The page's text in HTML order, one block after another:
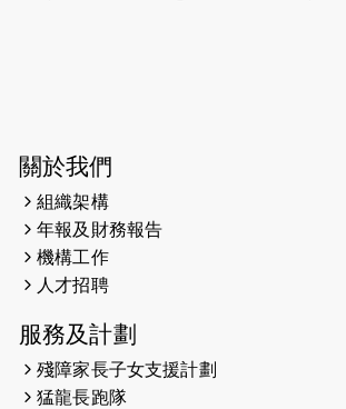
38張門票欣賞香港中
2025-03-21
2025-02-20
2025-02-06
2025-02-05
馬拉松與猛龍國際共融
關於我們
組織架構
年報及財務報告
機構工作
人才招聘
服務及計劃
殘障家長子女支援計劃
猛龍長跑隊